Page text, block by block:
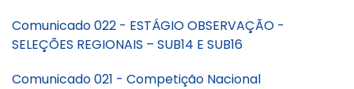
Comunicado 022 - ESTÁGIO OBSERVAÇÃO -
SELEÇÕES REGIONAIS – SUB14 E SUB16
Comunicado 021 - Competição Nacional